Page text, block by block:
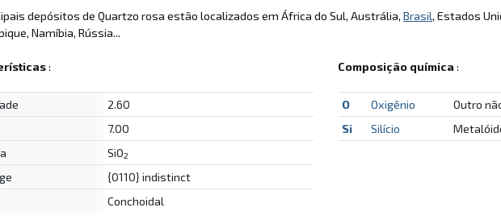
depósitos de Quartzo rosa estão localizados em África do Sul, Austrália, Brasil, Estados
Namíbia, Rússia...
:
2.60
7.00
SiO2
{0110} indistinct
Conchoidal
Composição química :
O Oxigênio Outro
Si
Silício